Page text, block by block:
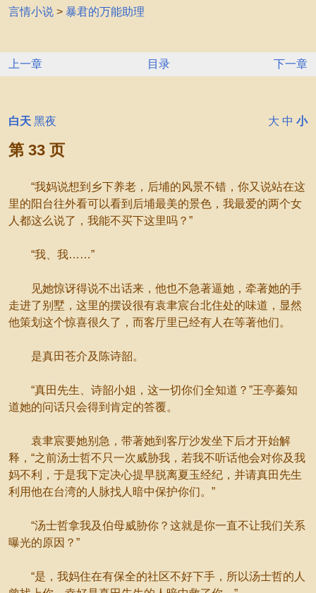
言情小说 > 暴君的万能助理
上一章 目录 下一章
白天 黑夜 大 中 小
第 33 页
“我妈说想到乡下养老，后埔的风景不错，你又说站在这
里的阳台往外看可以看到后埔最美的景色，我最爱的两个女
人都这么说了，我能不买下这里吗？”
“我、我……”
见她惊讶得说不出话来，他也不急著逼她，牵著她的手
走进了别墅，这里的摆设很有袁聿宸台北住处的味道，显然
他策划这个惊喜很久了，而客厅里已经有人在等著他们。
是真田苍介及陈诗韶。
“真田先生、诗韶小姐，这一切你们全知道？”王亭蓁知
道她的问话只会得到肯定的答覆。
袁聿宸要她别急，带著她到客厅沙发坐下后才开始解
释，“之前汤士哲不只一次威胁我，若我不听话他会对你及我
妈不利，于是我下定决心提早脱离夏玉经纪，并请真田先生
利用他在台湾的人脉找人暗中保护你们。”
“汤士哲拿我及伯母威胁你？这就是你一直不让我们关系
曝光的原因？”
“是，我妈住在有保全的社区不好下手，所以汤士哲的人